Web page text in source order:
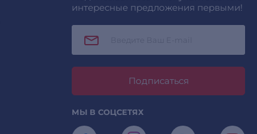
интересные предложения первыми!
Подписаться
МЫ В СОЦСЕТЯХ